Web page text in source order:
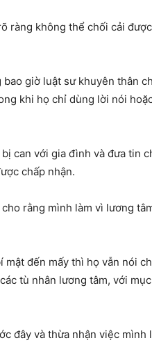
ràng không thể chối cải
giờ luật sư khuyên thân
khi họ chỉ dùng lời nói
can với gia đình và đưa tin
chấp nhận.
rằng mình làm vì lương
đến mấy thì họ vẫn nói
tù nhân lương tâm, với
đây và thừa nhận việc